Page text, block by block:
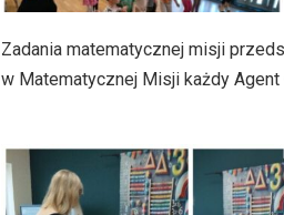
Zadania matematycznej misji
w Matematycznej Misji każdy